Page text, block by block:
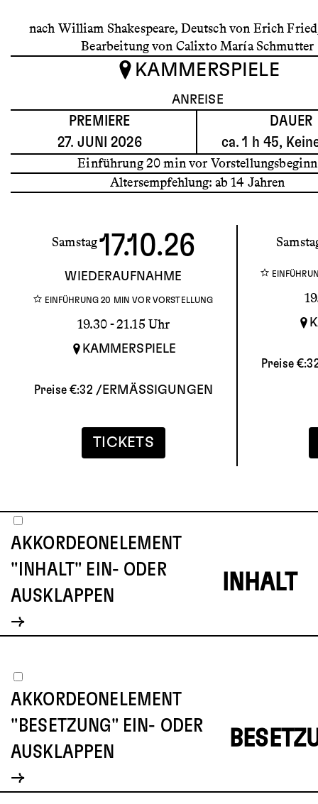
nach William Shakespeare, Deutsch von Erich
Bearbeitung von Calixto María Schmutter
KAMMERSPIELE
ANREISE
PREMIERE
27. JUNI 2026
DAUER
ca. 1 h 45,
Einführung 20 min vor Vorstellungsbeginn
Altersempfehlung: ab 14 Jahren
Samstag17.10.26
WIEDERAUFNAHME
EINFÜHRUNG 20 MIN VOR VORSTELLUNG
19.30- 21.15 Uhr
KAMMERSPIELE
Preise €:32 / ERMÄSSIGUNGEN
TICKETS
Preise €:
INHALT
AKKORDEONELEMENT
"INHALT" EIN- ODER
AUSKLAPPEN
AKKORDEONELEMENT
"BESETZUNG" EIN- ODER
AUSKLAPPEN